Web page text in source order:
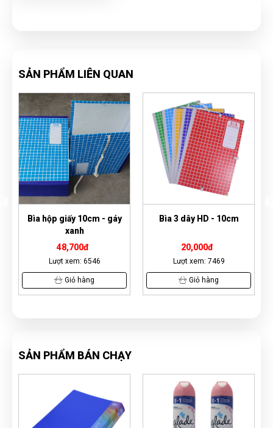
SẢN PHẨM LIÊN QUAN
- gáy Bìa 3 dây HD - 10cm
Lượt xem: 7469
Bìa Còng F4 Thiên
Lượt xem: 5181
SẢN PHẨM BÁN CHẠY